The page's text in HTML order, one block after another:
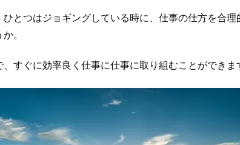
とつはジョギングしている時に、仕事の仕方を合理
。
すぐに効率良く仕事に仕事に取り組むことができま